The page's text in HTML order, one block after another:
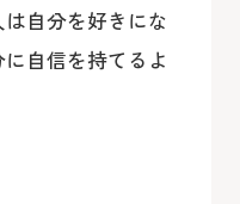
自分を好きにな
自信を持てるよ